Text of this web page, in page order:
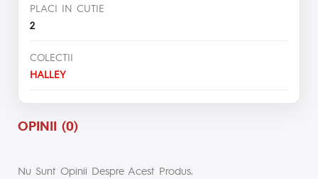
PLACI IN CUTIE
2
COLECTII
HALLEY
OPINII (0)
Nu Sunt Opinii Despre Acest Produs.